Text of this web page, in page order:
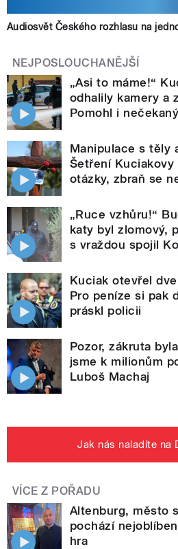
Audiosvět Českého rozhlasu na
NEJPOSLOUCHANĚJŠÍ
„Asi to máme!“
odhalily kamery a
Pomohl i
Manipulace s těly
Šetření Kuciakovy
otázky, zbraň se
„Ruce vzhůru!“
katy byl zlomový,
s vraždou spojil
Kuciak otevřel
Pro peníze si pak
práskl policii
Pozor, zákruta
jsme k milionům
Luboš Machaj
Jak nás naladíte na
VÍCE Z POŘADU
Altenburg, město
pochází
hra